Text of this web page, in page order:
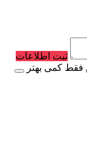
ثبت اطلاعات
کمی بهتر